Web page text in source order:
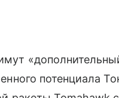
потенциала